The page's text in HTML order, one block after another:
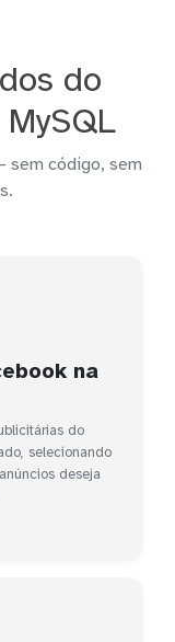
do
sem código, sem
na
do
selecionando
deseja